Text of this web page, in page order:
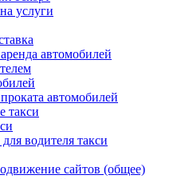
услуги
автомобилей
автомобилей
такси
водителя такси
сайтов (общее)